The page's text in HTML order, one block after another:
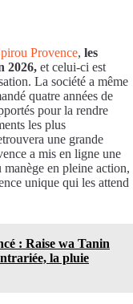
Provence, les
2026, et celui-ci est
La société a même
quatre années de
pour la rendre
les plus
une grande
a mis en ligne une
en pleine action,
unique qui les attend
: Raise wa Tanin
la pluie